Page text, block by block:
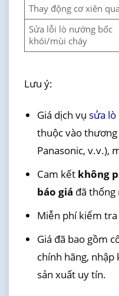
Thay động cơ xiên
Sửa lỗi lò nướng bốc
khói/mùi cháy
Lưu ý:
Giá dịch vụ sửa
thuộc vào
Panasonic, v.v.),
Cam kết không
báo giá đã thống
Miễn phí kiểm
Giá đã bao gồm
chính hãng,
sản xuất uy tín.